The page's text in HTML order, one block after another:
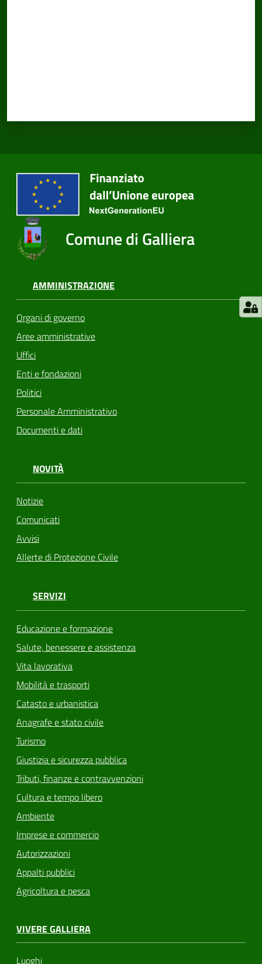
Comune di Galliera
AMMINISTRAZIONE
Organi di governo
Aree amministrative
Uffici
Enti e fondazioni
Politici
Personale Amministrativo
Documenti e dati
NOVITÀ
Notizie
Comunicati
Avvisi
Allerte di Protezione Civile
SERVIZI
Educazione e formazione
Salute, benessere e assistenza
Vita lavorativa
Mobilità e trasporti
Catasto e urbanistica
Anagrafe e stato civile
Turismo
Giustizia e sicurezza pubblica
Tributi, finanze e contravvenzioni
Cultura e tempo libero
Ambiente
Imprese e commercio
Autorizzazioni
Appalti pubblici
Agricoltura e pesca
VIVERE GALLIERA
Luoghi